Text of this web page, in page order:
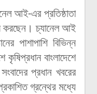
আই-এর প্রতিষ্ঠাতা
করছেন। চ্যানেল আই
পাশাপাশি বিভিন্ন
বাংলাদেশে
প্রধান খবরের
গ্রন্থের মধ্যে